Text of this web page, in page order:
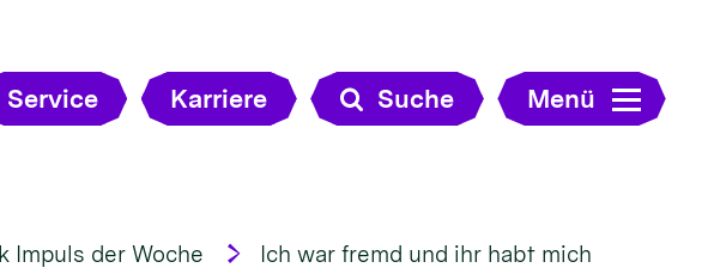
Service Karriere Suche Menü
Impuls der Woche
Ich war fremd und ihr habt mich